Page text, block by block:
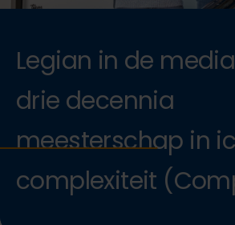
Legian in de
drie decennia
meesterschap in
complexiteit